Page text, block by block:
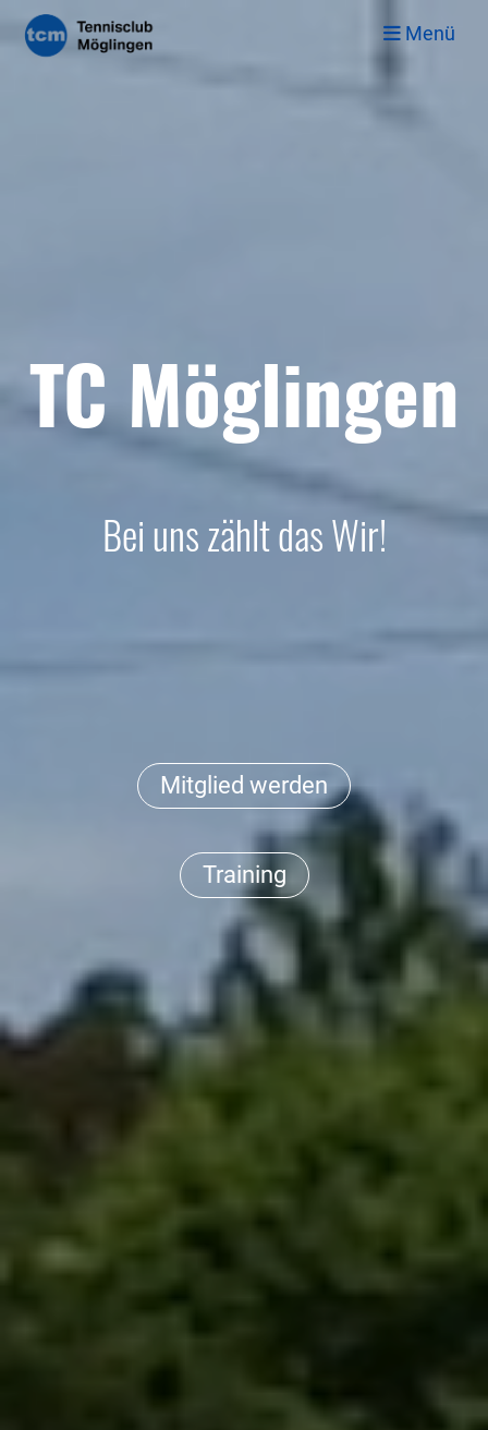
Menü
TC Möglingen
Bei uns zählt das Wir!
Mitglied werden
Training